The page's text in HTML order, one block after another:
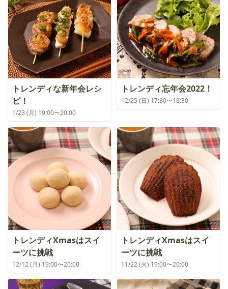
トレンディな新年会レシ
ピ！
1/23 (月) 19:00〜20:00
トレンディ忘年会2022！
12/25 (日) 17:30〜18:30
トレンディXmasはスイ
ーツに挑戦
12/12 (月) 19:00〜20:00
トレンディXmasはスイ
ーツに挑戦
11/22 (火) 19:00〜20:00